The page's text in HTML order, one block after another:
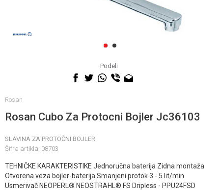
1 2
Podeli
Rosan
Rosan Cubo Za Protocni Bojler Jc36103
SLAVINA ZA PROTOČNI BOJLER
Šifra artikla: 08703
TEHNIČKE KARAKTERISTIKE Jednoručna baterija Zidna montaža
Otvorena veza bojler-baterija Smanjeni protok 3 - 5 lit/min
Usmerivač NEOPERL® NEOSTRAHL® FS Dripless - PPU24FSD
Za više informacija,